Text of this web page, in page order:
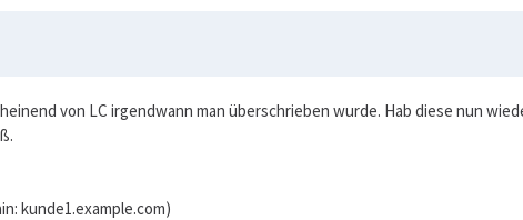
von LC irgendwann man überschrieben wurde. Hab diese nun
kunde1.example.com)